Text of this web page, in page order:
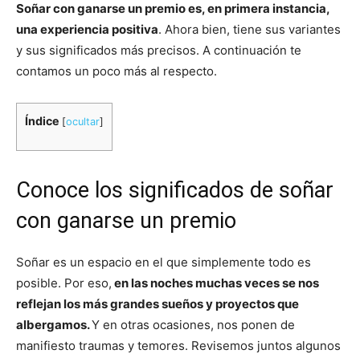
Soñar con ganarse un premio es, en primera instancia,
una experiencia positiva. Ahora bien, tiene sus variantes
y sus significados más precisos. A continuación te
contamos un poco más al respecto.
Índice [ocultar]
Conoce los significados de soñar
con ganarse un premio
Soñar es un espacio en el que simplemente todo es
posible. Por eso, en las noches muchas veces se nos
reflejan los más grandes sueños y proyectos que
albergamos.Y en otras ocasiones, nos ponen de
manifiesto traumas y temores. Revisemos juntos algunos